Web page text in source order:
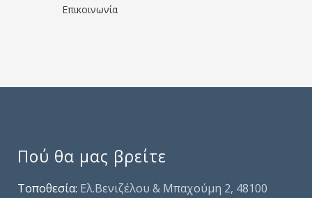
Επικοινωνία
Πού θα μας βρείτε
Τοποθεσία: Ελ.Βενιζέλου & Μπαχούμη 2, 48100